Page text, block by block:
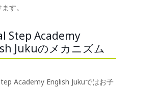
す。
Step Academy
Jukuのメカニズム
Academy English Jukuではお子